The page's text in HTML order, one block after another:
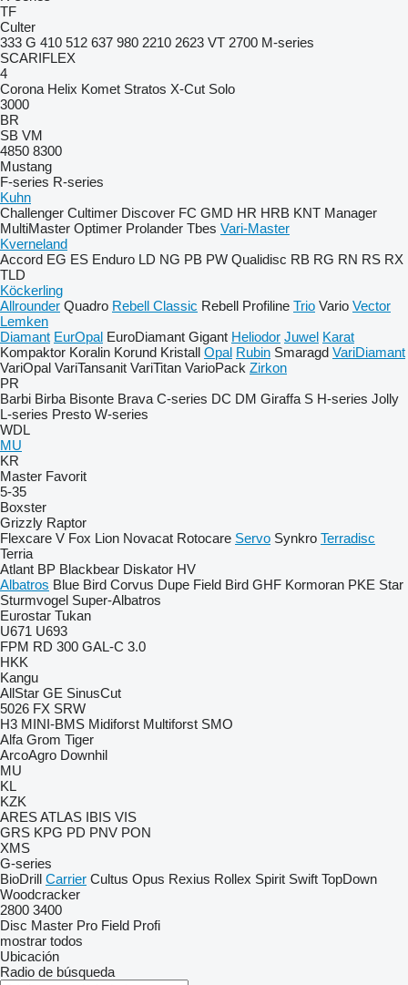
TF
Culter
333 G 410 512 637 980 2210 2623 VT 2700 M-series
SCARIFLEX
4
Corona Helix Komet Stratos X-Cut Solo
3000
BR
SB VM
4850 8300
Mustang
F-series R-series
Kuhn
Challenger Cultimer Discover FC GMD HR HRB KNT Manager
MultiMaster Optimer Prolander Tbes Vari-Master
Kverneland
Accord EG ES Enduro LD NG PB PW Qualidisc RB RG RN RS RX
TLD
Köckerling
Allrounder Quadro Rebell Classic Rebell Profiline Trio Vario Vector
Lemken
Diamant EurOpal EuroDiamant Gigant Heliodor Juwel Karat
Kompaktor Koralin Korund Kristall Opal Rubin Smaragd VariDiamant
VariOpal VariTansanit VariTitan VarioPack Zirkon
PR
Barbi Birba Bisonte Brava C-series DC DM Giraffa S H-series Jolly
L-series Presto W-series
WDL
MU
KR
Master Favorit
5-35
Boxster
Grizzly Raptor
Flexcare V Fox Lion Novacat Rotocare Servo Synkro Terradisc
Terria
Atlant BP Blackbear Diskator HV
Albatros Blue Bird Corvus Dupe Field Bird GHF Kormoran PKE Star
Sturmvogel Super-Albatros
Eurostar Tukan
U671 U693
FPM RD 300 GAL-C 3.0
HKK
Kangu
AllStar GE SinusCut
5026 FX SRW
H3 MINI-BMS Midiforst Multiforst SMO
Alfa Grom Tiger
ArcoAgro Downhil
MU
KL
KZK
ARESATLAS IBIS VIS
GRS KPG PD PNV PON
XMS
G-series
BioDrill Carrier Cultus Opus Rexius Rollex Spirit Swift TopDown
Woodcracker
2800 3400
Disc Master Pro Field Profi
mostrar todos
Ubicación
Radio de búsqueda